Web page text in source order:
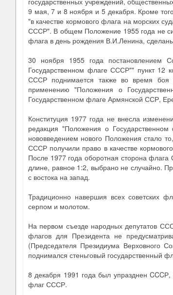
9 мая, 7 и 8 ноября и 5 декабря. Кроме
"в качестве кормового флага на морских
СССР". В общем Положение 1955 года не
флага в день рождения В.И.Ленина,
30 ноября 1955 года постановлением
Государственном флаге СССР"" пункт 12
СССР поднимается также во время боя
применению "Положения о
Государственном флаге Армянской ССР,
Конституция 1977 года не внесла
редакция "Положения о
нововведением нового Положения стало
СССР получили право в качестве
После 1977 года оборотная сторона
длине, равное 1:2, выбрано не случайно.
с востока на запад.
Традиционно навершия всех советских
серпом и молотом.
На первом съезде народных депутатов
флагов для Президента не
(Председателя Президиума Верховного
поднимался стеньговый государственный
8 декабря 1991 года был упразднен
флаг СССР.